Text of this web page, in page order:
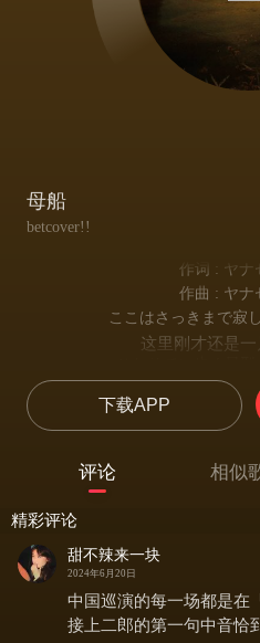
母船
betcover!!
作词 : ヤナ
作曲 : ヤナ
ここはさっきまで寂
这里刚才还是
独自越过那些
来た！ついに
来了！那艘
踏过紫色
裸足の猫
赤足
下载APP
评论 相似
精彩评论
甜不辣来一块
2024年6月20日
中国巡演的每一场都是在
接上二郎的第一句中音恰